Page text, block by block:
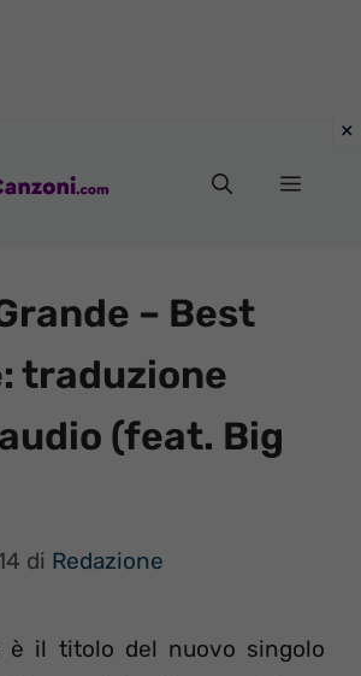
Menu
– Best
traduzione
(feat. Big
di Redazione
è il titolo del nuovo singolo